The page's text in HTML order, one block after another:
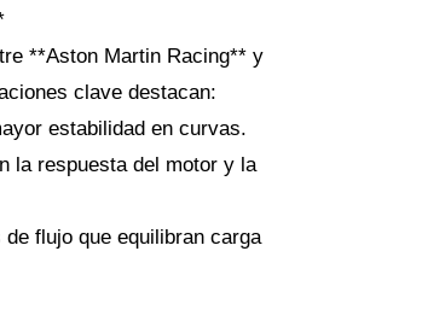
**Aston Martin Racing** y
clave destacan:
estabilidad en curvas.
la respuesta del motor y la
flujo que equilibran carga